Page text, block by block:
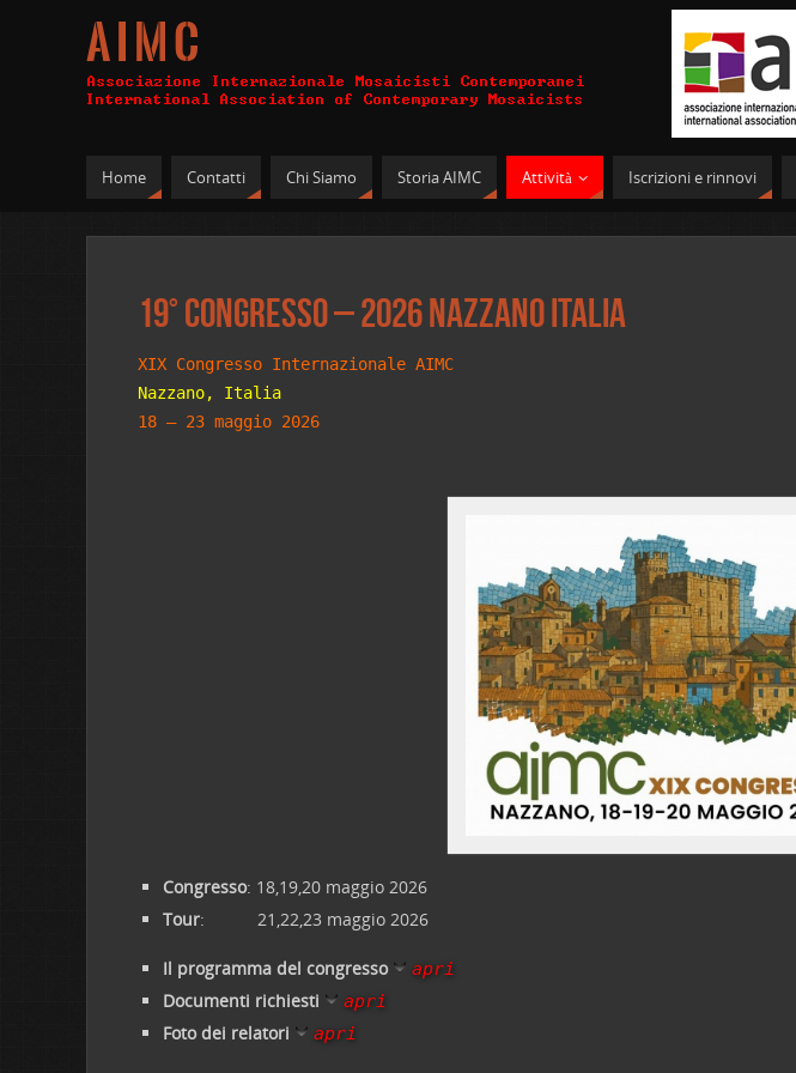
A I M C
Home Contatti Chi Siamo Storia AIMC Attività Iscrizioni e rinnovi
19° Congresso – 2026 Nazzano Italia
XIX Congresso Internazionale AIMC
Nazzano, Italia
18 – 23 maggio 2026
Congresso: 18,19,20 maggio 2026
Tour: 21,22,23 maggio 2026
Il programma del congresso apri
Documenti richiesti apri
Foto dei relatori apri